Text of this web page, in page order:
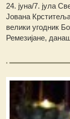
24. јуна/7. јула
Јована
велики угодник
Ремезијане,